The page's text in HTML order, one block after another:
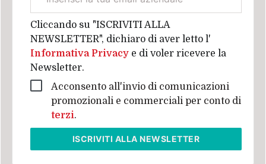
aziendale
Cliccando su "ISCRIVITI ALLA
NEWSLETTER", dichiaro di aver letto l'
Informativa Privacy e di voler ricevere la
Newsletter.
Acconsento all'invio di comunicazioni
promozionali e commerciali per conto di
terzi.
ISCRIVITI ALLA NEWSLETTER